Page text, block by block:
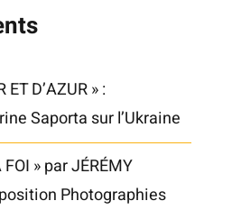
ET D’AZUR » :
Saporta sur l’Ukraine
» par JÉRÉMY
Photographies